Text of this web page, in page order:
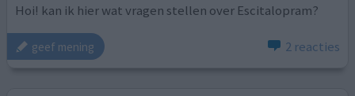
Hoi! kan ik hier wat vragen stellen over Escitalopram?
geef mening 2 reacties